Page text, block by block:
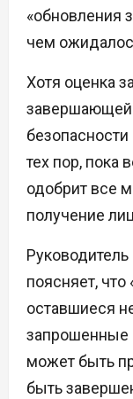
«обновления
чем
Хотя оценка
завершающей
тех пор, пока
одобрит все
получение
поясняет,
оставшиеся
запрошенные
может быть
быть